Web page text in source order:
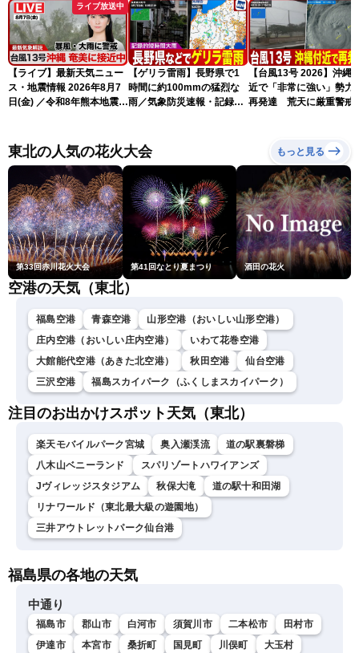
ライブ放送中
【ライブ】最新天気ニュー
ス・地震情報 2026年8月7
日(金) ／令和8年熊本地震情
ーン・駒木結衣／内藤邦
裕〉
【ゲリラ雷雨】長野県で1
時間に約100mmの猛烈な
雨／気象防災速報・記録的
【台風13号 2026】沖縄
近で「非常に強い」勢力
再発達 荒天に厳重警戒
東北の人気の花火大会 もっと見る
第33回赤川花火大会 第41回なとり夏まつり 酒田の花火
空港の天気（東北）
福島空港 青森空港
山形空港（おいしい山形空港）
庄内空港（おいしい庄内空港）
いわて花巻空港
大館能代空港（あきた北空港）
秋田空港
仙台空港
三沢空港
福島スカイパーク（ふくしまスカイパーク）
注目のお出かけスポット天気（東北）
楽天モバイルパーク宮城 奥入瀬渓流
道の駅裏磐梯
八木山ベニーランド
スパリゾートハワイアンズ
Jヴィレッジスタジアム
秋保大滝
道の駅十和田湖
リナワールド（東北最大級の遊園地）
三井アウトレットパーク仙台港
福島県の各地の天気
中通り
福島市 郡山市 白河市 須賀川市 二本松市
田村市
伊達市
本宮市 桑折町 国見町 川俣町 大玉村